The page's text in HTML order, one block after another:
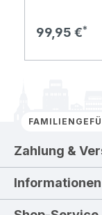
Regulärer
99,95 €
Zahlung &
Informationen